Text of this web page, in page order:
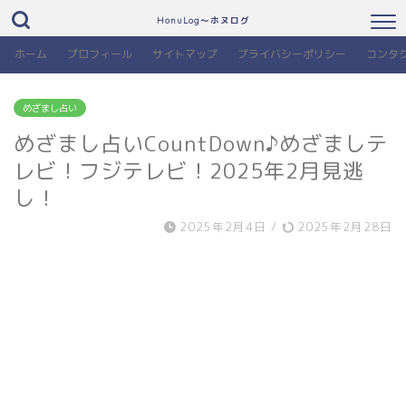
HonuLog～ホヌログ
ホーム プロフィール サイトマップ プライバシーポリシー コンタ
めざまし占い
めざまし占いCountDown♪めざましテ
レビ！フジテレビ！2025年2月見逃
し！
2025年2月4日 / 2025年2月28日